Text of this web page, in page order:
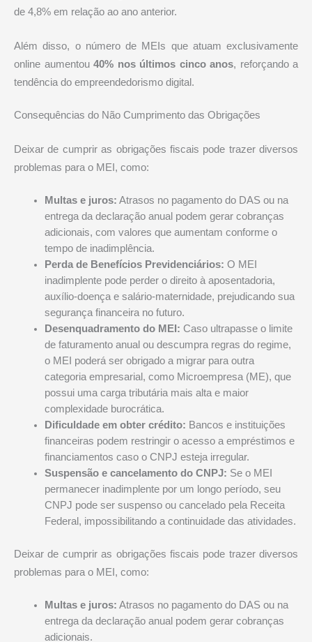
de 4,8% em relação ao ano anterior.
Além disso, o número de MEIs que atuam exclusivamente
online aumentou 40% nos últimos cinco anos, reforçando a
tendência do empreendedorismo digital.
Consequências do Não Cumprimento das Obrigações
Deixar de cumprir as obrigações fiscais pode trazer diversos
problemas para o MEI, como:
Multas e juros: Atrasos no pagamento do DAS ou na
entrega da declaração anual podem gerar cobranças
adicionais, com valores que aumentam conforme o
tempo de inadimplência.
Perda de Benefícios Previdenciários: O MEI
inadimplente pode perder o direito à aposentadoria,
auxílio-doença e salário-maternidade, prejudicando sua
segurança financeira no futuro.
Desenquadramento do MEI: Caso ultrapasse o limite
de faturamento anual ou descumpra regras do regime,
o MEI poderá ser obrigado a migrar para outra
categoria empresarial, como Microempresa (ME), que
possui uma carga tributária mais alta e maior
complexidade burocrática.
Dificuldade em obter crédito: Bancos e instituições
financeiras podem restringir o acesso a empréstimos e
financiamentos caso o CNPJ esteja irregular.
Suspensão e cancelamento do CNPJ: Se o MEI
permanecer inadimplente por um longo período, seu
CNPJ pode ser suspenso ou cancelado pela Receita
Federal, impossibilitando a continuidade das atividades.
Deixar de cumprir as obrigações fiscais pode trazer diversos
problemas para o MEI, como:
Multas e juros: Atrasos no pagamento do DAS ou na
entrega da declaração anual podem gerar cobranças
adicionais.